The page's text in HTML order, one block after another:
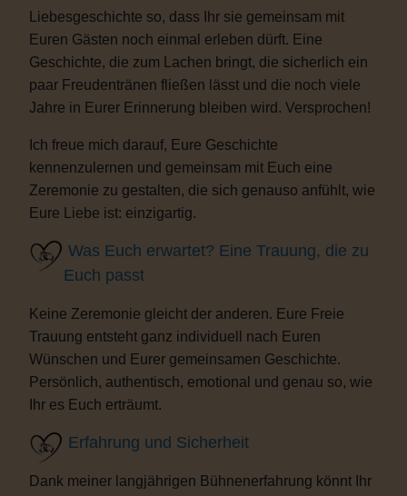
Liebesgeschichte so, dass Ihr sie gemeinsam mit
Euren Gästen noch einmal erleben dürft. Eine
Geschichte, die zum Lachen bringt, die sicherlich ein
paar Freudentränen fließen lässt und die noch viele
Jahre in Eurer Erinnerung bleiben wird. Versprochen!
Ich freue mich darauf, Eure Geschichte
kennenzulernen und gemeinsam mit Euch eine
Zeremonie zu gestalten, die sich genauso anfühlt, wie
Eure Liebe ist: einzigartig.
Was Euch erwartet? Eine Trauung, die zu
Euch passt
Keine Zeremonie gleicht der anderen. Eure Freie
Trauung entsteht ganz individuell nach Euren
Wünschen und Eurer gemeinsamen Geschichte.
Persönlich, authentisch, emotional und genau so, wie
Ihr es Euch erträumt.
Erfahrung und Sicherheit
Dank meiner langjährigen Bühnenerfahrung könnt Ihr